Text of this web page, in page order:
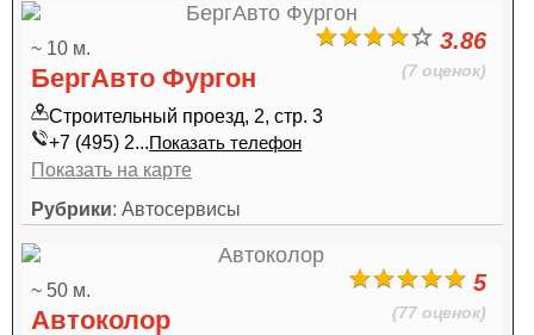
3.86
(7 оценок)
~ 10 м.
БергАвто Фургон
Строительный проезд, 2, стр. 3
+7 (495) 2...Показать телефон
Показать на карте
Рубрики: Автосервисы
5
(77 оценок)
~ 50 м.
Автоколор